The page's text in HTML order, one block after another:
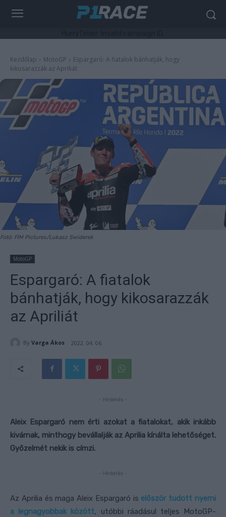
Kezdőlap MotoGP
Espargaró: A fiatalok bánhatják, hogy
kikosarazzák az Apriliát
Fotó: FIM Pictures/Lukasz Swiderek
MotoGP
Espargaró: A fiatalok
bánhatják, hogy kikosarazzák
az Apriliát
By Varga Ákos 2022. 04. 06.
- Hirdetés -
Aleix Espargaró nem érti azokat a fiatalokat, akik inkább
kivárnak, minthogy bevállalják az Aprilia kínálta lehetőséget.
Győzelmét nekik is címzi.
- Hirdetés -
Az Aprilia és maga Aleix Espargaró is először tudott nyerni
a legnagyobbak között, utóbbi ráadásul teljes MotoGP-